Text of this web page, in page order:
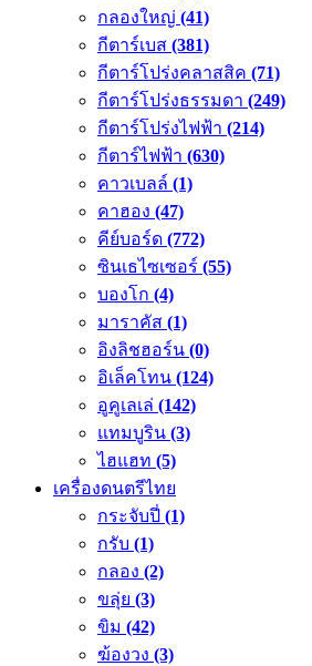
กลองใหญ่ (41)
กีตาร์เบส (381)
กีตาร์โปร่งคลาสสิค (71)
กีตาร์โปร่งธรรมดา (249)
กีตาร์โปร่งไฟฟ้า (214)
กีตาร์ไฟฟ้า (630)
คาวเบลล์ (1)
คาฮอง (47)
คีย์บอร์ด (772)
ซินเธไซเซอร์ (55)
บองโก (4)
มาราคัส (1)
อิงลิชฮอร์น (0)
อิเล็คโทน (124)
อูคูเลเล่ (142)
แทมบูริน (3)
ไฮแฮท (5)
เครื่องดนตรีไทย
กระจับปี่ (1)
กรับ (1)
กลอง (2)
ขลุ่ย (3)
ขิม (42)
ฆ้องวง (3)